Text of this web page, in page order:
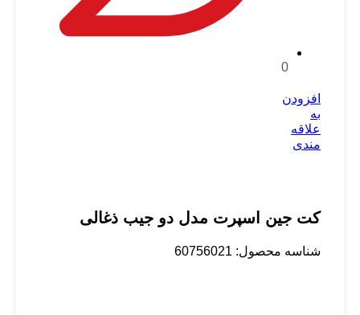
0
افزودن
به
علاقه
مندی
کت جین اسپرت مدل دو جیب ذغالی
شناسه محصول: 60756021